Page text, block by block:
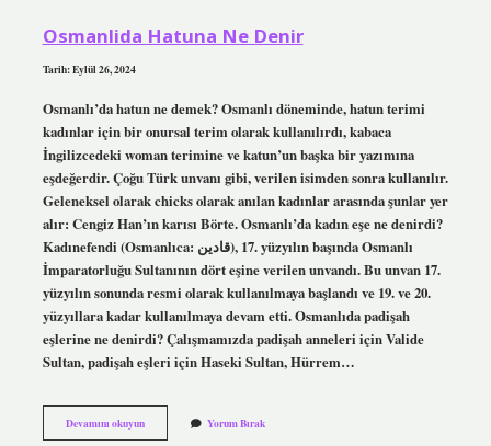
Osmanlida Hatuna Ne Denir
Tarih: Eylül 26, 2024
Osmanlı’da hatun ne demek? Osmanlı döneminde, hatun terimi
kadınlar için bir onursal terim olarak kullanılırdı, kabaca
İngilizcedeki woman terimine ve katun’un başka bir yazımına
eşdeğerdir. Çoğu Türk unvanı gibi, verilen isimden sonra kullanılır.
Geleneksel olarak chicks olarak anılan kadınlar arasında şunlar yer
alır: Cengiz Han’ın karısı Börte. Osmanlı’da kadın eşe ne denirdi?
Kadınefendi (Osmanlıca: قادین), 17. yüzyılın başında Osmanlı
İmparatorluğu Sultanının dört eşine verilen unvandı. Bu unvan 17.
yüzyılın sonunda resmi olarak kullanılmaya başlandı ve 19. ve 20.
yüzyıllara kadar kullanılmaya devam etti. Osmanlıda padişah
eşlerine ne denirdi? Çalışmamızda padişah anneleri için Valide
Sultan, padişah eşleri için Haseki Sultan, Hürrem…
Devamını okuyunOsmanlida
Hatuna
Yorum Bırak